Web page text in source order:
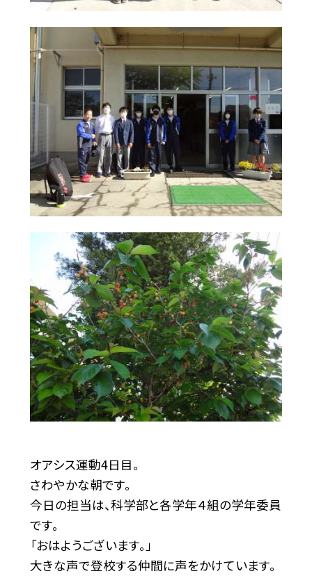
オアシス運動4日目。
さわやかな朝です。
今日の担当は、科学部と各学年４組の学年委員
です。
「おはようございます。」
大きな声で登校する仲間に声をかけています。